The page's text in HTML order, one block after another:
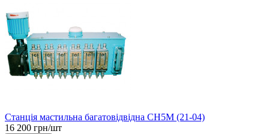
Станція мастильна багатовідвідна СН5М (21-04)
16 200 грн/шт